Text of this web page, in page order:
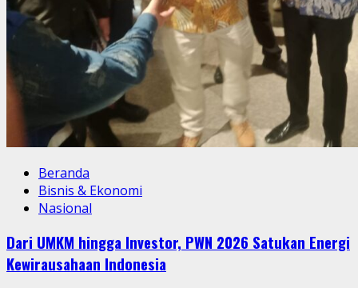
Beranda
Bisnis & Ekonomi
Nasional
Dari UMKM hingga Investor, PWN 2026 Satukan Energi
Kewirausahaan Indonesia